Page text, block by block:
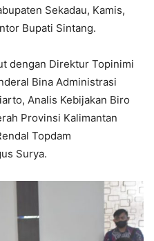
Sekadau, Kamis,
Bupati Sintang.
dengan Direktur Topinimi
Bina Administrasi
Analis Kebijakan Biro
Provinsi Kalimantan
Topdam
Surya.